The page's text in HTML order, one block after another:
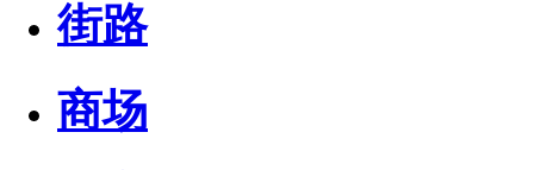
街路
商场